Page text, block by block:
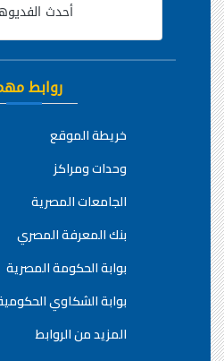
أحدث
روابط
خريطة الموقع
وحدات ومراكز
الجامعات المصرية
بنك المعرفة المصري
بوابة الحكومة المصرية
بوابة الشكاوي
المزيد من الروابط